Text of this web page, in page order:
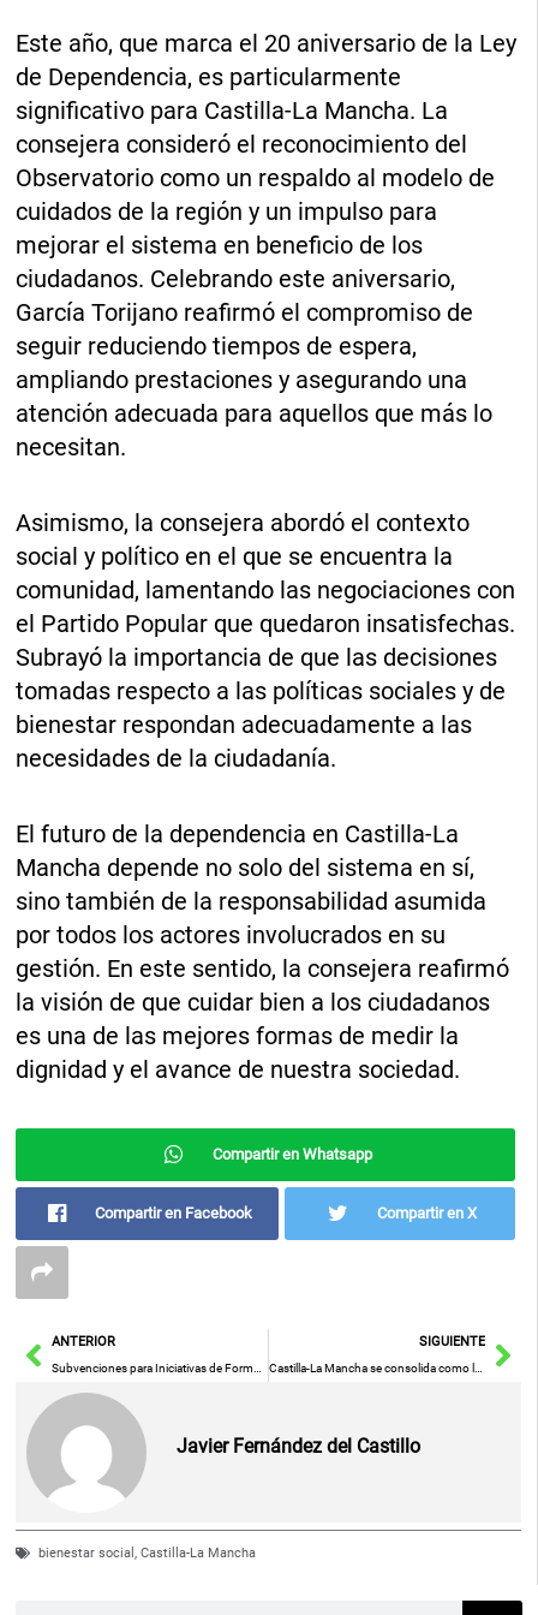
Este año, que marca el 20 aniversario de la Ley
de Dependencia, es particularmente
significativo para Castilla-La Mancha. La
consejera consideró el reconocimiento del
Observatorio como un respaldo al modelo de
cuidados de la región y un impulso para
mejorar el sistema en beneficio de los
ciudadanos. Celebrando este aniversario,
García Torijano reafirmó el compromiso de
seguir reduciendo tiempos de espera,
ampliando prestaciones y asegurando una
atención adecuada para aquellos que más lo
necesitan.
Asimismo, la consejera abordó el contexto
social y político en el que se encuentra la
comunidad, lamentando las negociaciones con
el Partido Popular que quedaron insatisfechas.
Subrayó la importancia de que las decisiones
tomadas respecto a las políticas sociales y de
bienestar respondan adecuadamente a las
necesidades de la ciudadanía.
El futuro de la dependencia en Castilla-La
Mancha depende no solo del sistema en sí,
sino también de la responsabilidad asumida
por todos los actores involucrados en su
gestión. En este sentido, la consejera reafirmó
la visión de que cuidar bien a los ciudadanos
es una de las mejores formas de medir la
dignidad y el avance de nuestra sociedad.
Compartir en Whatsapp
Compartir en Facebook Compartir en X
AntANTERIOR
Subvenciones para Iniciativas de Formación con Oportunidades de Contratación Laboral
SIGUIENTE
Castilla-La Mancha se consolida como líder en actividad apícola
Javier Fernández del Castillo
bienestar social,Castilla-La Mancha